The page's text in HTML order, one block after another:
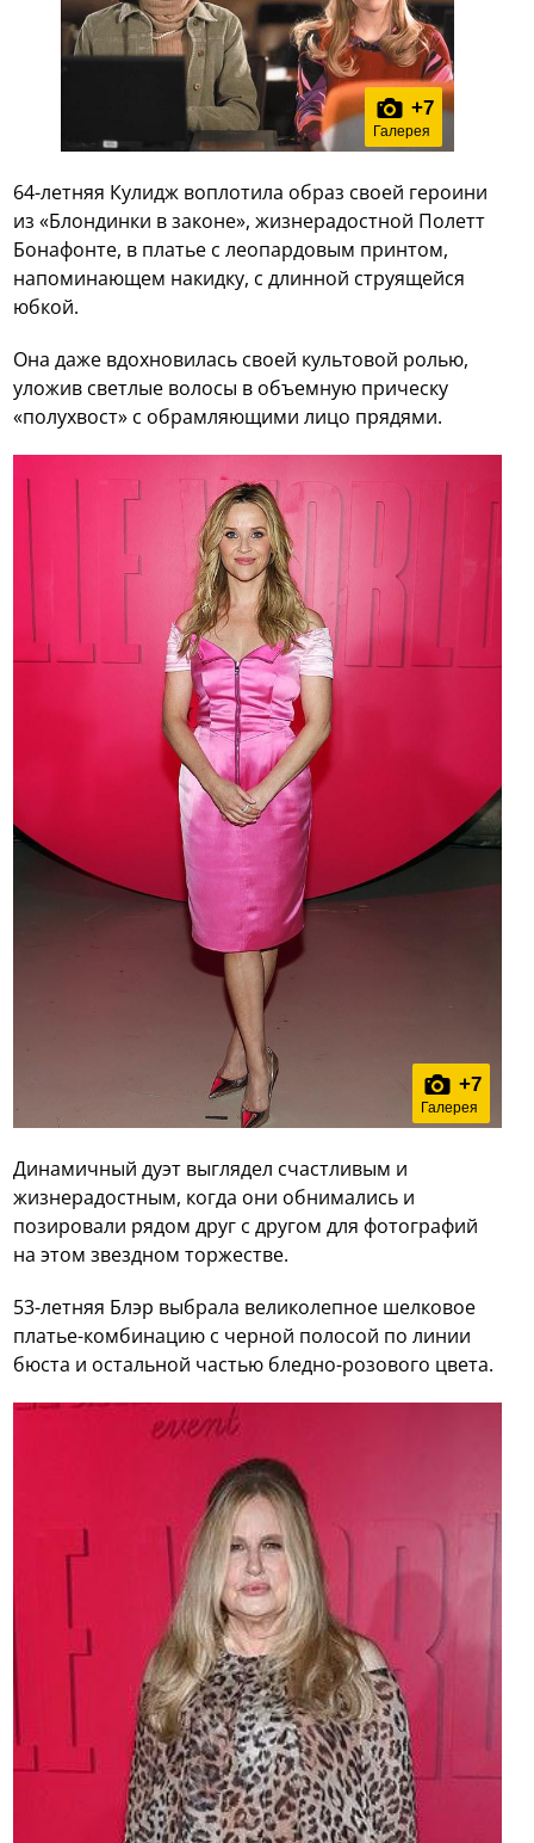
+7
Галерея
64-летняя Кулидж воплотила образ своей героини
из «Блондинки в законе», жизнерадостной Полетт
Бонафонте, в платье с леопардовым принтом,
напоминающем накидку, с длинной струящейся
юбкой.
Она даже вдохновилась своей культовой ролью,
уложив светлые волосы в объемную прическу
«полухвост» с обрамляющими лицо прядями.
+7
Галерея
Динамичный дуэт выглядел счастливым и
жизнерадостным, когда они обнимались и
позировали рядом друг с другом для фотографий
на этом звездном торжестве.
53-летняя Блэр выбрала великолепное шелковое
платье-комбинацию с черной полосой по линии
бюста и остальной частью бледно-розового цвета.